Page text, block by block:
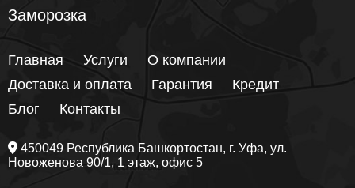
Заморозка
Главная Услуги
О компании
Доставка и оплата
Гарантия
Кредит
Блог
Контакты
450049 Республика Башкортостан, г. Уфа, ул.
Новоженова 90/1, 1 этаж, офис 5